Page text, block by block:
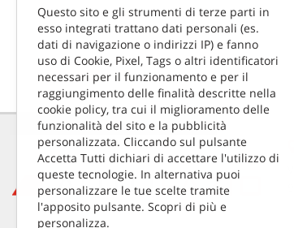
Questo sito e gli strumenti di terze parti in
esso integrati trattano dati personali (es.
dati di navigazione o indirizzi IP) e fanno
uso di Cookie, Pixel, Tags o altri identificatori
necessari per il funzionamento e per il
raggiungimento delle finalità descritte nella
cookie policy, tra cui il miglioramento delle
funzionalità del sito e la pubblicità
personalizzata. Cliccando sul pulsante
Accetta Tutti dichiari di accettare l'utilizzo di
queste tecnologie. In alternativa puoi
personalizzare le tue scelte tramite
l'apposito pulsante. Scopri di più e
personalizza.
Leggi